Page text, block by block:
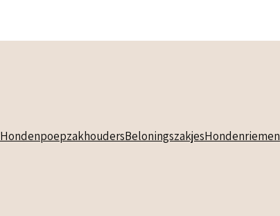
HondenpoepzakhoudersBeloningszakjesHondenriemen